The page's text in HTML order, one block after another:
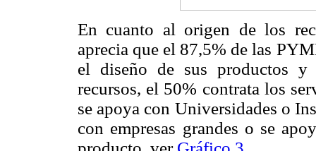
En cuanto al origen de los
aprecia que el 87,5% de las
el diseño de sus productos y
recursos, el 50% contrata los
se apoya con Universidades o
con empresas grandes o se